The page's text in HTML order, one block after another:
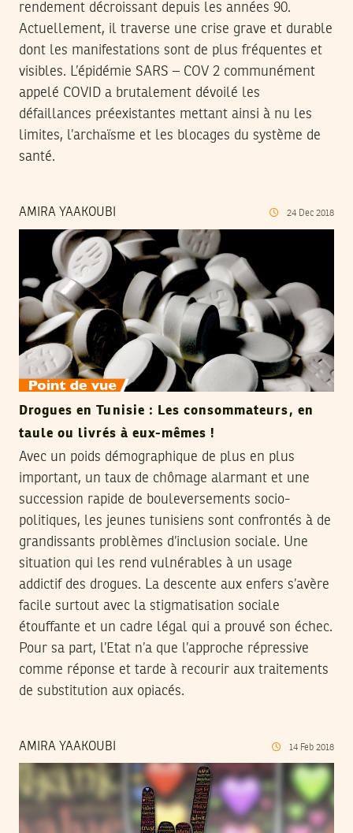
rendement décroissant depuis les années 90.
Actuellement, il traverse une crise grave et durable
dont les manifestations sont de plus fréquentes et
visibles. L’épidémie SARS – COV 2 communément
appelé COVID a brutalement dévoilé les
défaillances préexistantes mettant ainsi à nu les
limites, l’archaïsme et les blocages du système de
santé.
AMIRA YAAKOUBI 24 Dec 2018
Drogues en Tunisie : Les consommateurs, en
taule ou livrés à eux-mêmes !
Avec un poids démographique de plus en plus
important, un taux de chômage alarmant et une
succession rapide de bouleversements socio-
politiques, les jeunes tunisiens sont confrontés à de
grandissants problèmes d’inclusion sociale. Une
situation qui les rend vulnérables à un usage
addictif des drogues. La descente aux enfers s’avère
facile surtout avec la stigmatisation sociale
étouffante et un cadre légal qui a prouvé son échec.
Pour sa part, l’Etat n’a que l’approche répressive
comme réponse et tarde à recourir aux traitements
de substitution aux opiacés.
AMIRA YAAKOUBI 14 Feb 2018